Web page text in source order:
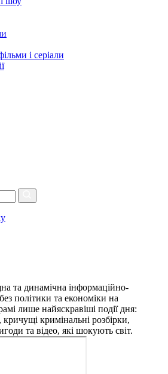
і серіали
та динамічна інформаційно-
політики та економіки на
лише найяскравіші події дня:
кримінальні розбірки,
та відео, які шокують світ.